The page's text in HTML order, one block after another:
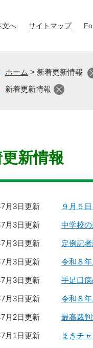
文へ サイトマップ
ホーム > 新着更新情報
新着更新情報
新情報
月3日更新 ９月５
月3日更新 中学校
月3日更新 定例記
月3日更新 令和８
月3日更新 手足口
月3日更新 令和８
月2日更新 最高裁
月1日更新 まきチ